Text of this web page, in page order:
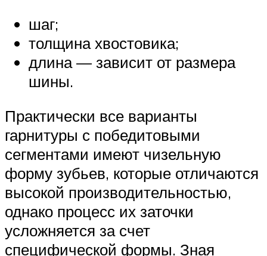
шаг;
толщина хвостовика;
длина — зависит от размера
шины.
Практически все варианты
гарнитуры с победитовыми
сегментами имеют чизельную
форму зубьев, которые отличаются
высокой производительностью,
однако процесс их заточки
усложняется за счет
специфической формы. Зная